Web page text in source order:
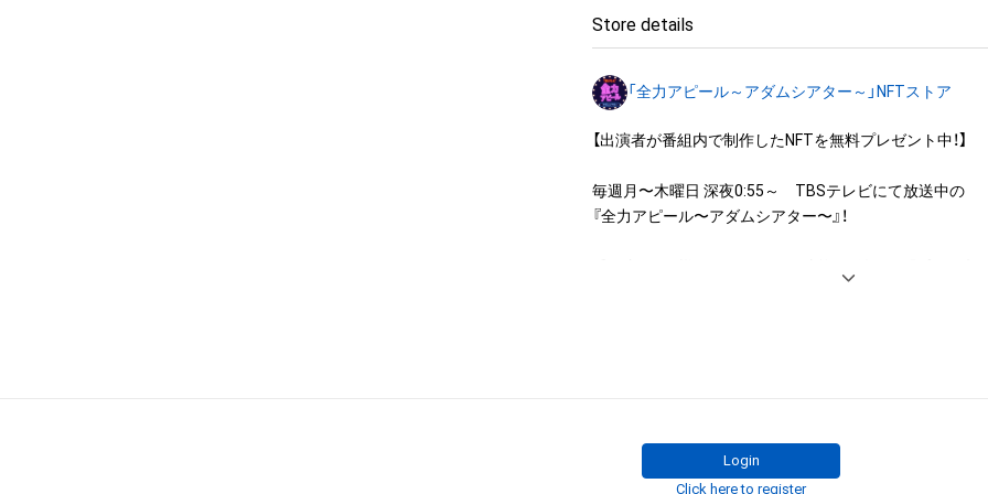
◆本アイテムに関する注意事項
用新案権、商標権、意匠権その他の知的財産権(それらの
は、本アイテムの著作権を有する方、著作隣接権の権利者
有していたとしても、本アイテムに関する創作物にかかる
することを意味しません。
を受けている者からの事前の同意なしに、上記の「本アイ
(改変、公開、配布、逆コンパイル、リバースエンジニアリ
Store details
「全力アピール～アダムシアター～」NFTストア
【出演者が番組内で制作したNFTを無料プレゼント中！】
毎週月〜木曜日 深夜0:55～　TBSテレビにて放送中の
『全力アピール〜アダムシアター〜』！
そのパフォーマンスや特技をNFT化して視聴者の皆さん
TBSテレビおよび番組は、NFTの出品に関わる手続き・権
Login
Click here to register